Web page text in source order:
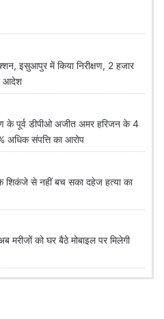
इसुआपुर में किया निरीक्षण, 2 हजार
आदेश
पूर्व डीपीओ अजीत अमर हरिजन के 4
अधिक संपत्ति का आरोप
से नहीं बच सका दहेज हत्या का
को घर बैठे मोबाइल पर मिलेगी